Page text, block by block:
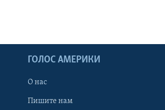
ГОЛОС АМЕРИКИ
О нас
Пишите нам